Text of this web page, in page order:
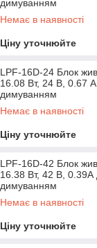
димуванням
Немає в наявності
Ціну уточнюйте
LPF-16D-24 Блок
16.08 Вт, 24 В, 0.67 А
димуванням
Немає в наявності
Ціну уточнюйте
LPF-16D-42 Блок
16.38 Вт, 42 В, 0.39А
димуванням
Немає в наявності
Ціну уточнюйте